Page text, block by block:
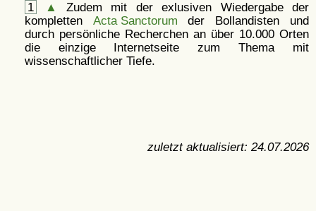
1 ▲
Zudem mit der exlusiven Wiedergabe der
kompletten Acta Sanctorum der Bollandisten und
durch persönliche Recherchen an über 10.000 Orten
die einzige Internetseite zum Thema mit
wissenschaftlicher Tiefe.
zuletzt aktualisiert: 24.07.2026